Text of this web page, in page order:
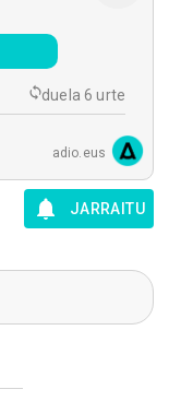
duela 6 urte
adio.eus
JARRAITU